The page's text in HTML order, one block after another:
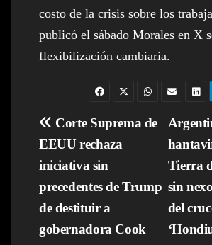
costo de la crisis sobre los
publicó el sábado Morales en X
flexibilización cambiaria.
Navegación
de
entradas
Tierra
sin
del
Corte Suprema de
EEUU rechaza
iniciativa sin
precedentes de Trump
de destituir a
gobernadora Cook